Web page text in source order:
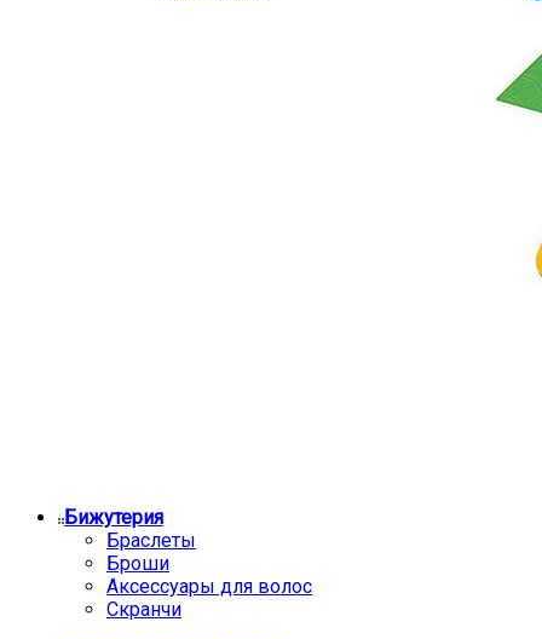
Бижутерия
Браслеты
Броши
Аксессуары для волос
Скранчи